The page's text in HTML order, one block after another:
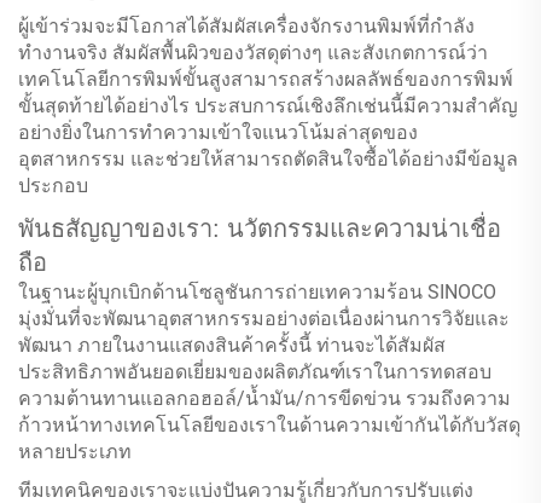
ผู้เข้าร่วมจะมีโอกาสได้สัมผัสเครื่องจักรงานพิมพ์ที่กำลัง
ทำงานจริง สัมผัสพื้นผิวของวัสดุต่างๆ และสังเกตการณ์ว่า
เทคโนโลยีการพิมพ์ขั้นสูงสามารถสร้างผลลัพธ์ของการพิมพ์
ขั้นสุดท้ายได้อย่างไร ประสบการณ์เชิงลึกเช่นนี้มีความสำคัญ
อย่างยิ่งในการทำความเข้าใจแนวโน้มล่าสุดของ
อุตสาหกรรม และช่วยให้สามารถตัดสินใจซื้อได้อย่างมีข้อมูล
ประกอบ
พันธสัญญาของเรา: นวัตกรรมและความน่าเชื่อ
ถือ
ในฐานะผู้บุกเบิกด้านโซลูชันการถ่ายเทความร้อน SINOCO
มุ่งมั่นที่จะพัฒนาอุตสาหกรรมอย่างต่อเนื่องผ่านการวิจัยและ
พัฒนา ภายในงานแสดงสินค้าครั้งนี้ ท่านจะได้สัมผัส
ประสิทธิภาพอันยอดเยี่ยมของผลิตภัณฑ์เราในการทดสอบ
ความต้านทานแอลกอฮอล์/น้ำมัน/การขีดข่วน รวมถึงความ
ก้าวหน้าทางเทคโนโลยีของเราในด้านความเข้ากันได้กับวัสดุ
หลายประเภท
ทีมเทคนิคของเราจะแบ่งปันความรู้เกี่ยวกับการปรับแต่ง